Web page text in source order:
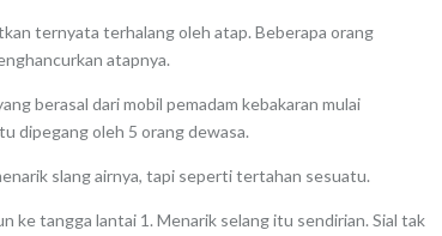
ternyata terhalang oleh atap. Beberapa orang
atapnya.
berasal dari mobil pemadam kebakaran mulai
dipegang oleh 5 orang dewasa.
slang airnya, tapi seperti tertahan sesuatu.
ke tangga lantai 1. Menarik selang itu sendirian. Sial tak